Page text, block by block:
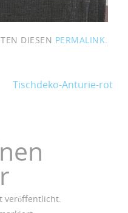
DIESEN PERMALINK.
Tischdeko-Anturie-rot
veröffentlicht.